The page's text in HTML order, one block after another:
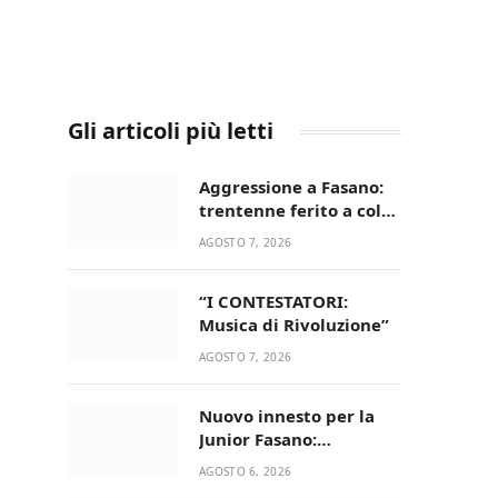
Gli articoli più letti
Aggressione a Fasano:
trentenne ferito a colpi
di pistola in casa
AGOSTO 7, 2026
“I CONTESTATORI:
Musica di Rivoluzione”
AGOSTO 7, 2026
Nuovo innesto per la
Junior Fasano:
ingaggiato il
AGOSTO 6, 2026